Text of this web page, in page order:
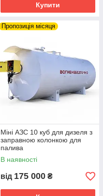
Купити
Пропозиція місяця
Міні АЗС 10 куб для дизеля з
заправною колонкою для
палива
В наявності
від 175 000 ₴